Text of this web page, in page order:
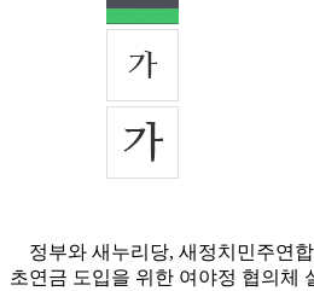
정부와 새누리당, 새정치민주연합
초연금 도입을 위한 여야정 협의체